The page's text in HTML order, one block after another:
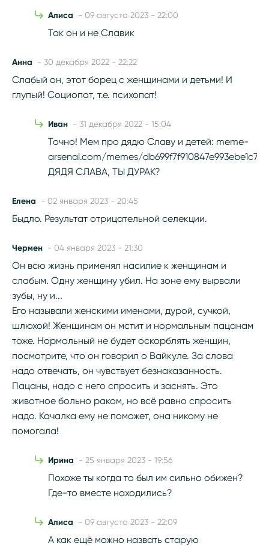
Алиса - 09 августа 2023 - 22:00
Так он и не Славик
Анна - 30 декабря 2022 - 22:22
Слабый он, этот борец с женщинами и детьми! И
глупый! Социопат, т.е. психопат!
Иван - 31 декабря 2022 - 15:04
Точно! Мем про дядю Славу и детей: meme-
arsenal.com/memes/
ДЯДЯ СЛАВА, ТЫ ДУРАК?
Елена - 02 января 2023 - 20:45
Быдло. Результат отрицательной селекции.
Чермен - 04 января 2023 - 21:30
Он всю жизнь применял насилие к женщинам и
слабым. Одну женщину убил. На зоне ему вырвали
зубы, ну и...
Его называли женскими именами, дурой, сучкой,
шлюхой! Женщинам он мстит и нормальным пацанам
тоже. Нормальный не будет оскорблять женщин,
посмотрите, что он говорил о Вайкуле. За слова
надо отвечать, он чувствует безнаказанность.
Пацаны, надо с него спросить и заснять. Это
животное больно раком, но всё равно спросить
надо. Качалка ему не поможет, она никому не
помогала!
Ирина - 25 января 2023 - 19:56
Похоже ты когда то был им сильно обижен?
Где-то вместе находились?
Алиса - 09 августа 2023 - 22:09
А как ещё можно назвать старую